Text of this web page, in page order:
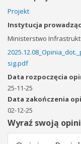
Projekt
Instytucja
Ministerstwo
sig.pdf
Data rozpoczęcia
25-11-25
Data zakończenia
02-12-25
Wyraź swoją